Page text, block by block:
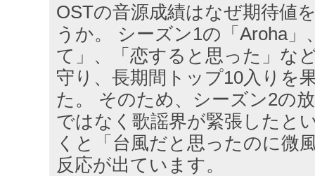
OSTの音源成績はなぜ期待値
うか。 シーズン1の「Aroha」
て」、「恋すると思った」な
守り、長期間トップ10入りを
た。 そのため、シーズン2の
ではなく歌謡界が緊張したと
くと「台風だと思ったのに微
反応が出ています。